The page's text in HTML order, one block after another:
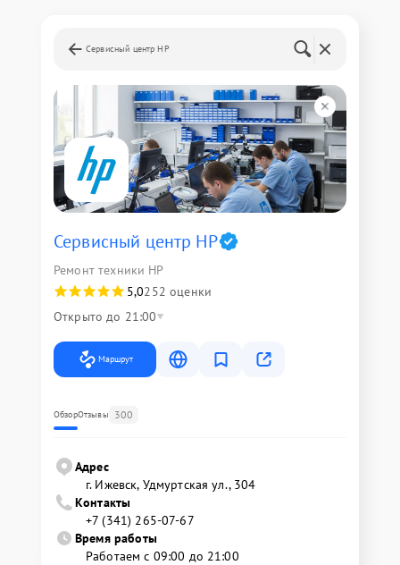
Сервисный центр HP
Сервисный центр HP
Ремонт техники HP
5,0252 оценки
Открыто до 21:00
Маршрут
ОбзорОтзывы 300
Адрес
г. Ижевск, Удмуртская ул., 304
Контакты
+7 (341) 265-07-67
Время работы
Работаем с 09:00 до 21:00